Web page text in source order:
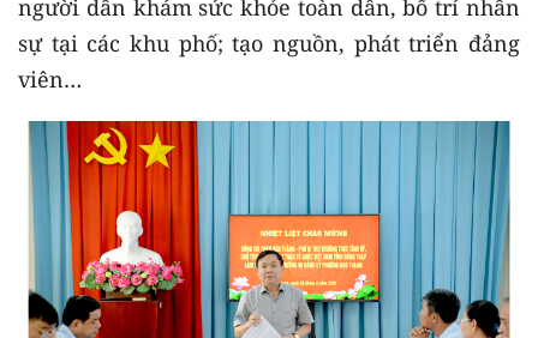
người dân khám sức khỏe toàn dân, bố trí nhân
sự tại các khu phố; tạo nguồn, phát triển đảng
viên…